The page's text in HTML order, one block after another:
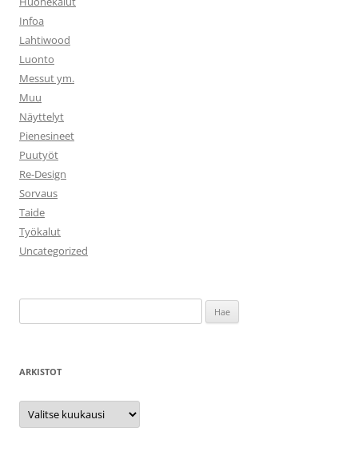
Infoa
Lahtiwood
Luonto
Messut ym.
Muu
Näyttelyt
Pienesineet
Puutyöt
Re-Design
Sorvaus
Taide
Työkalut
Uncategorized
ARKISTOT
Arkistot